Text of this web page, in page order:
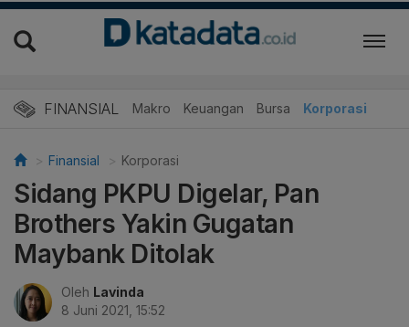
FINANSIAL Makro Keuangan Bursa Korporasi
Finansial Korporasi
Sidang PKPU Digelar, Pan
Brothers Yakin Gugatan
Maybank Ditolak
Oleh Lavinda
8 Juni 2021, 15:52